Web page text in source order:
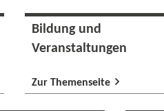
Bildung und
Veranstaltungen
Zur Themenseite